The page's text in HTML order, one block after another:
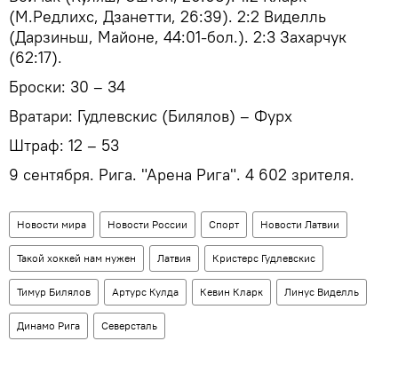
(М.Редлихс, Дзанетти, 26:39). 2:2 Виделль
(Дарзиньш, Майоне, 44:01-бол.). 2:3 Захарчук
(62:17).
Броски: 30 – 34
Вратари: Гудлевскис (Билялов) – Фурх
Штраф: 12 – 53
9 сентября. Рига. "Арена Рига". 4 602 зрителя.
Новости мира Новости России Спорт Новости Латвии
Такой хоккей нам нужен Латвия Кристерс Гудлевскис
Тимур Билялов Артурс Кулда Кевин Кларк Линус Виделль
Динамо Рига Северсталь